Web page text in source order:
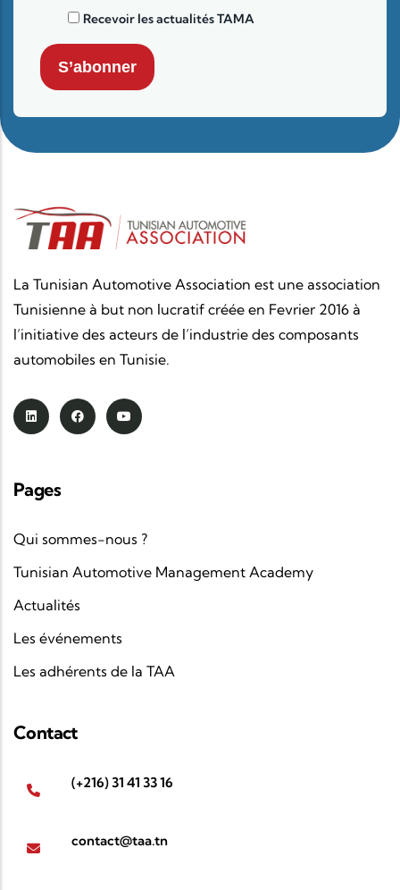
Recevoir les actualités TAMA
S’abonner
La Tunisian Automotive Association est une association
Tunisienne à but non lucratif créée en Fevrier 2016 à
l’initiative des acteurs de l’industrie des composants
automobiles en Tunisie.
Pages
Qui sommes-nous ?
Tunisian Automotive Management Academy
Actualités
Les événements
Les adhérents de la TAA
Contact
(+216) 31 41 33 16
contact@taa.tn